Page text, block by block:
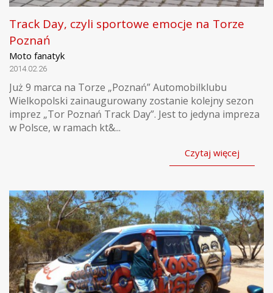
Track Day, czyli sportowe emocje na Torze
Poznań
Moto fanatyk
2014.02.26
Już 9 marca na Torze „Poznań” Automobilklubu
Wielkopolski zainaugurowany zostanie kolejny sezon
imprez „Tor Poznań Track Day”. Jest to jedyna impreza
w Polsce, w ramach kt&...
Czytaj więcej